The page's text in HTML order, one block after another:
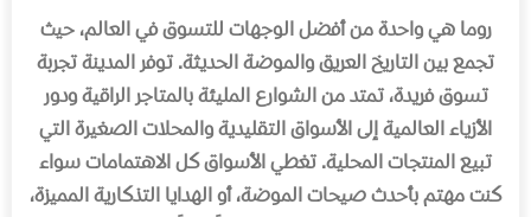
روما ھي واحدة من أفضل الوجھات للتسوق في العالم، حیث
تجمع بین التاریخ العریق والموضة الحدیثة. توفر المدینة تجربة
تسوق فریدة، تمتد من الشوارع الملیئة بالمتاجر الراقیة ودور
الأزیاء العالمیة إلى الأسواق التقلیدیة والمحلات الصغیرة التي
تبیع المنتجات المحلیة. تغطي الأسواق كل الاھتمامات سواء
كنت مھتم بأحدث صیحاتالموضة، أو الھدایا التذكاریة الممیزة،